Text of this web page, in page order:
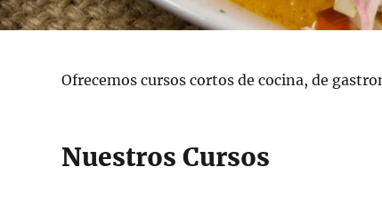
Ofrecemos cursos cortos de cocina, de
Nuestros Cursos